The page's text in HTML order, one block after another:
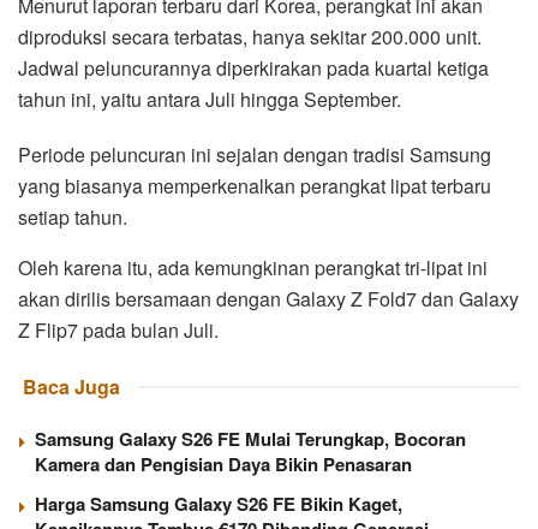
diproduksi secara terbatas, hanya sekitar 200.000 unit.
Jadwal peluncurannya diperkirakan pada kuartal ketiga
tahun ini, yaitu antara Juli hingga September.
Periode peluncuran ini sejalan dengan tradisi Samsung
yang biasanya memperkenalkan perangkat lipat terbaru
setiap tahun.
Oleh karena itu, ada kemungkinan perangkat tri-lipat ini
akan dirilis bersamaan dengan Galaxy Z Fold7 dan Galaxy
Z Flip7 pada bulan Juli.
Baca Juga
Samsung Galaxy S26 FE Mulai Terungkap, Bocoran
Kamera dan Pengisian Daya Bikin Penasaran
Harga Samsung Galaxy S26 FE Bikin Kaget,